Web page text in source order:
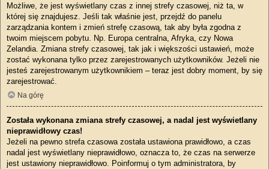
Możliwe, że jest wyświetlany czas z innej strefy czasowej, niż ta, w
której się znajdujesz. Jeśli tak właśnie jest, przejdź do panelu
zarządzania kontem i zmień strefę czasową, tak aby była zgodna z
twoim miejscem pobytu. Np. Europa centralna, Afryka, czy Nowa
Zelandia. Zmiana strefy czasowej, tak jak i większości ustawień, może
zostać wykonana tylko przez zarejestrowanych użytkowników. Jeżeli nie
jesteś zarejestrowanym użytkownikiem – teraz jest dobry moment, by się
zarejestrować.
Na górę
Została wykonana zmiana strefy czasowej, a nadal jest wyświetlany
nieprawidłowy czas!
Jeżeli na pewno strefa czasowa została ustawiona prawidłowo, a czas
nadal jest wyświetlany nieprawidłowo, oznacza to, że czas na serwerze
jest ustawiony nieprawidłowo. Poinformuj o tym administratora, by